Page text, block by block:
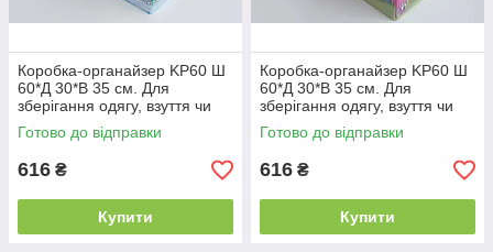
Коробка-органайзер KP60 Ш
60*Д 30*В 35 см. Для
зберігання одягу, взуття чи
невеликих предметів
Готово до відправки
616 ₴
Купити
Коробка-органайзер KP60 Ш
60*Д 30*В 35 см. Для
зберігання одягу, взуття чи
невеликих предметів
Готово до відправки
616 ₴
Купити